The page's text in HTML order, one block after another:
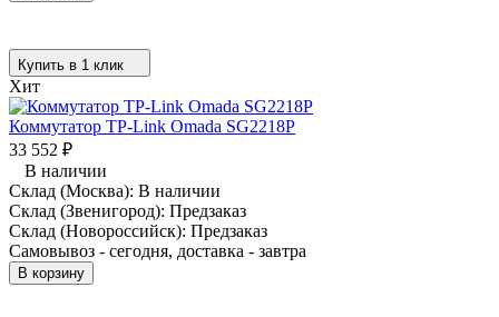
Купить в 1 клик
Хит
Коммутатор TP-Link Omada SG2218P
33 552 ₽
В наличии
Склад (Москва): В наличии
Склад (Звенигород): Предзаказ
Склад (Новороссийск): Предзаказ
Самовывоз - сегодня, доставка - завтра
В корзину